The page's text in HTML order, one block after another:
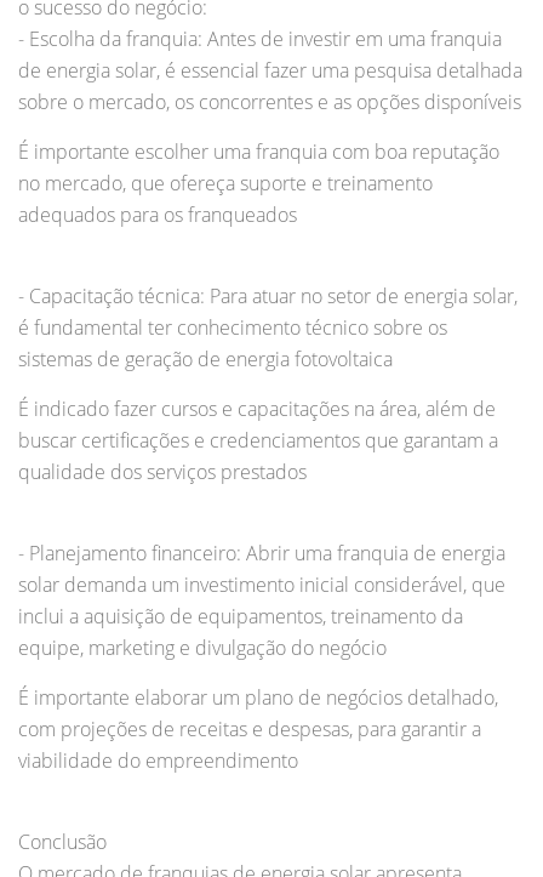
o sucesso do negócio:
- Escolha da franquia: Antes de investir em uma franquia
de energia solar, é essencial fazer uma pesquisa detalhada
sobre o mercado, os concorrentes e as opções disponíveis
É importante escolher uma franquia com boa reputação
no mercado, que ofereça suporte e treinamento
adequados para os franqueados
- Capacitação técnica: Para atuar no setor de energia solar,
é fundamental ter conhecimento técnico sobre os
sistemas de geração de energia fotovoltaica
É indicado fazer cursos e capacitações na área, além de
buscar certificações e credenciamentos que garantam a
qualidade dos serviços prestados
- Planejamento financeiro: Abrir uma franquia de energia
solar demanda um investimento inicial considerável, que
inclui a aquisição de equipamentos, treinamento da
equipe, marketing e divulgação do negócio
É importante elaborar um plano de negócios detalhado,
com projeções de receitas e despesas, para garantir a
viabilidade do empreendimento
Conclusão